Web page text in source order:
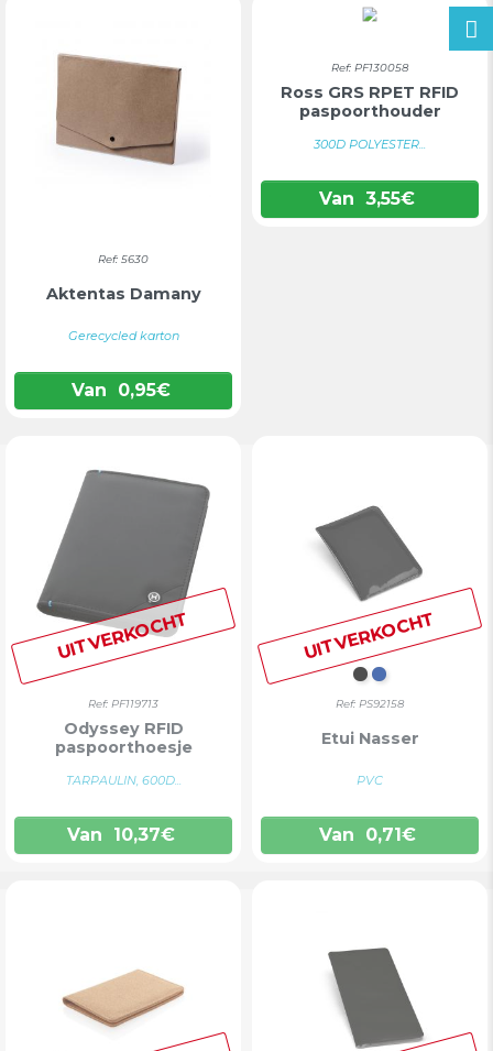
Ref: 5630
Aktentas Damany
Gerecycled karton
Van 0,95€
Ref: PF130058
Ross GRS RPET RFID
paspoorthouder
300D POLYESTER...
Van 3,55€
UITVERKOCHT
Ref: PF119713
Odyssey RFID
paspoorthoesje
TARPAULIN, 600D...
Van 10,37€
UITVERKOCHT
ZWART
BLAUW
Ref: PS92158
Etui Nasser
PVC
Van 0,71€